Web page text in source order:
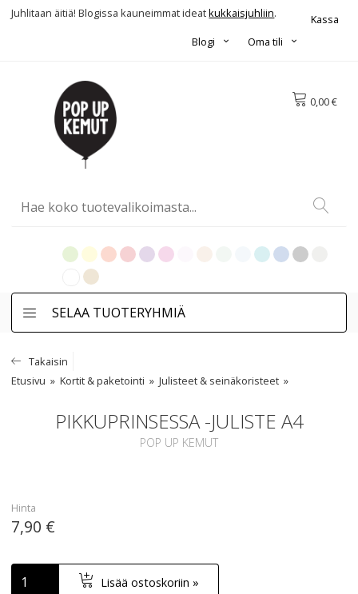
Juhlitaan äitiä! Blogissa kauneimmat ideatkukkaisjuhliin.
Kassa
Oma tili
Blogi
0,00 €
SELAA TUOTERYHMIÄ
Takaisin
Etusivu
Kortit & paketointi Julisteet & seinäkoristeet
PIKKUPRINSESSA -JULISTE A4
POP UP KEMUT
Hinta
7,90 €
Lisää ostoskoriin »